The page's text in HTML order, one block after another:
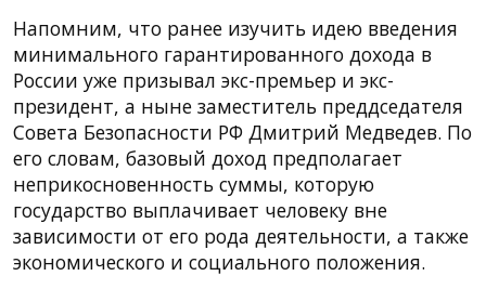
Напомним, что ранее изучить идею введения
минимального гарантированного дохода в
России уже призывал экс-премьер и экс-
президент, а ныне заместитель преддседателя
Совета Безопасности РФ Дмитрий Медведев. По
его словам, базовый доход предполагает
неприкосновенность суммы, которую
государство выплачивает человеку вне
зависимости от его рода деятельности, а также
экономического и социального положения.